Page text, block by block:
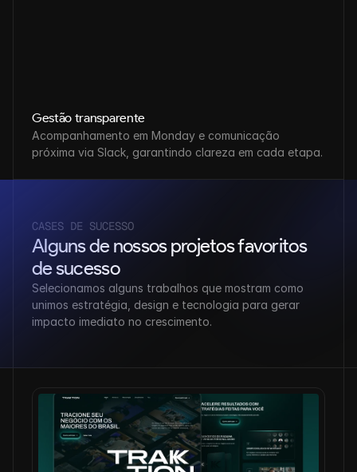
Gestão transparente
Acompanhamento em Monday e comunicação
próxima via Slack, garantindo clareza em cada etapa.
CASES DE SUCESSO
Alguns de nossos projetos favoritos
de sucesso
Selecionamos alguns trabalhos que mostram como
unimos estratégia, design e tecnologia para gerar
impacto imediato no crescimento.